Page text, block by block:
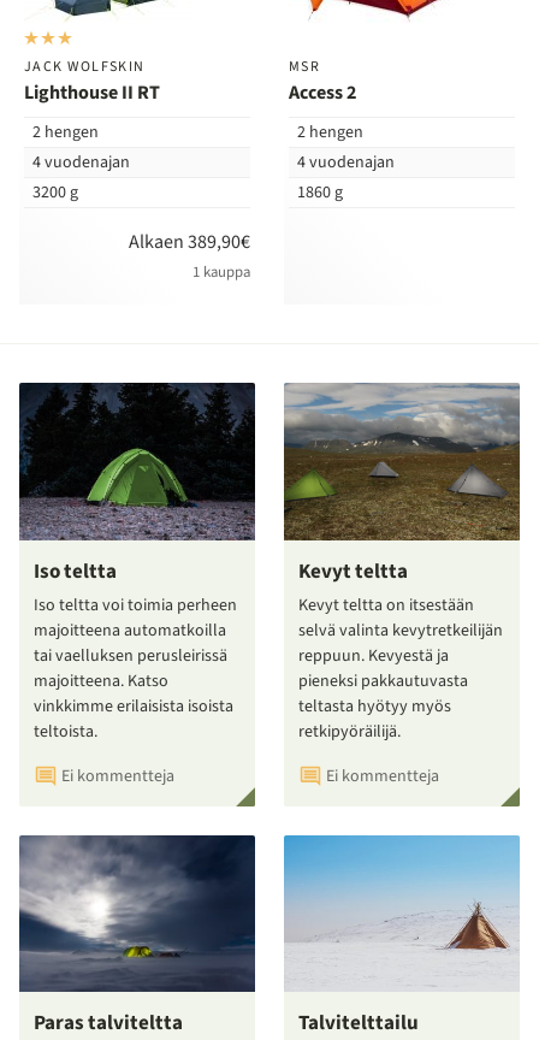
JACK WOLFSKIN
Lighthouse II RT
2 hengen
4 vuodenajan
3200 g
Alkaen 389,90€
1 kauppa
MSR
Access 2
2 hengen
4 vuodenajan
1860 g
Iso teltta
Iso teltta voi toimia perheen
majoitteena automatkoilla
tai vaelluksen perusleirissä
majoitteena. Katso
vinkkimme erilaisista isoista
teltoista.
Ei kommentteja
Kevyt teltta
Kevyt teltta on itsestään
selvä valinta kevytretkeilijän
reppuun. Kevyestä ja
pieneksi pakkautuvasta
teltasta hyötyy myös
retkipyöräilijä.
Ei kommentteja
Paras talviteltta Talvitelttailu